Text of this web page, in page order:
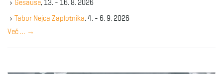
e
y
w
r
Gesause, 13. - 16. 8. 2026
Tabor Nejca Zaplotnika, 4. - 6. 9. 2026
Več … →